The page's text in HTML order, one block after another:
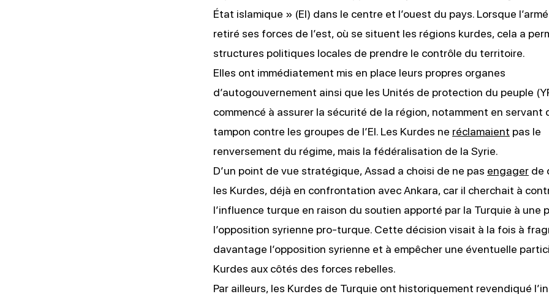
État islamique » (EI) dans le centre et l’ouest du pays. Lorsque
retiré ses forces de l’est, où se situent les régions kurdes, cela a
structures politiques locales de prendre le contrôle du territoire.
Elles ont immédiatement mis en place leurs propres organes
d’autogouvernement ainsi que les Unités de protection du peuple
commencé à assurer la sécurité de la région, notamment en servant
tampon contre les groupes de l’EI. Les Kurdes ne réclamaient pas le
renversement du régime, mais la fédéralisation de la Syrie.
D’un point de vue stratégique, Assad a choisi de ne pas engager de
les Kurdes, déjà en confrontation avec Ankara, car il cherchait à
l’influence turque en raison du soutien apporté par la Turquie à une
l’opposition syrienne pro-turque. Cette décision visait à la fois à
davantage l’opposition syrienne et à empêcher une éventuelle
Kurdes aux côtés des forces rebelles.
Par ailleurs, les Kurdes de Turquie ont historiquement revendiqué